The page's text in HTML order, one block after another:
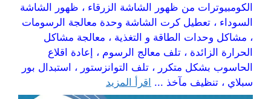
الكومبيوترات من ظهور الشاشة الزرقاء ، ظهور الشاشة
السوداء ، تعطيل كرت الشاشة وحدة معالجة الرسومات
، مشاكل وحدات الطاقة و التغذية ، معالجة مشاكل
الحرارة الزائدة ، تلف معالج الرسوم ، إعادة اقلاع
الحاسوب بشكل متكرر ، تلف التوانزستور ، استبدال بور
سبلاي ، تنظيف مآخذ ... اقرأ المزيد